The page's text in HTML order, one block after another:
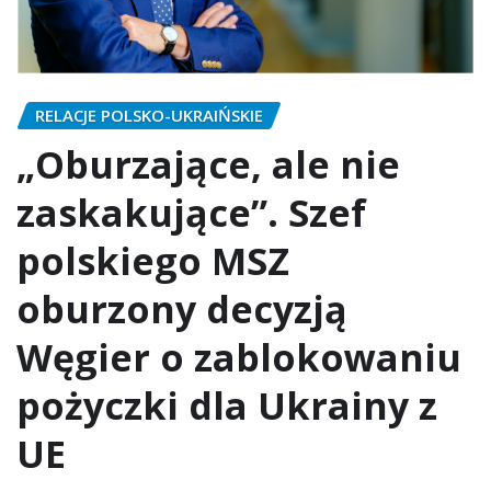
RELACJE POLSKO-UKRAIŃSKIE
„Oburzające, ale nie
zaskakujące”. Szef
polskiego MSZ
oburzony decyzją
Węgier o zablokowaniu
pożyczki dla Ukrainy z
UE